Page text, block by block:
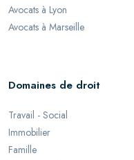
Avocats à Lyon
Avocats à Marseille
Domaines de droit
Travail - Social
Immobilier
Famille